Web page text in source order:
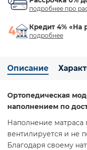
подробнее про
Кредит 4% «На
подробнее
Описание
Ортопедическая
наполнением по
Наполнение матраса
вентилируется и не
Благодаря своему